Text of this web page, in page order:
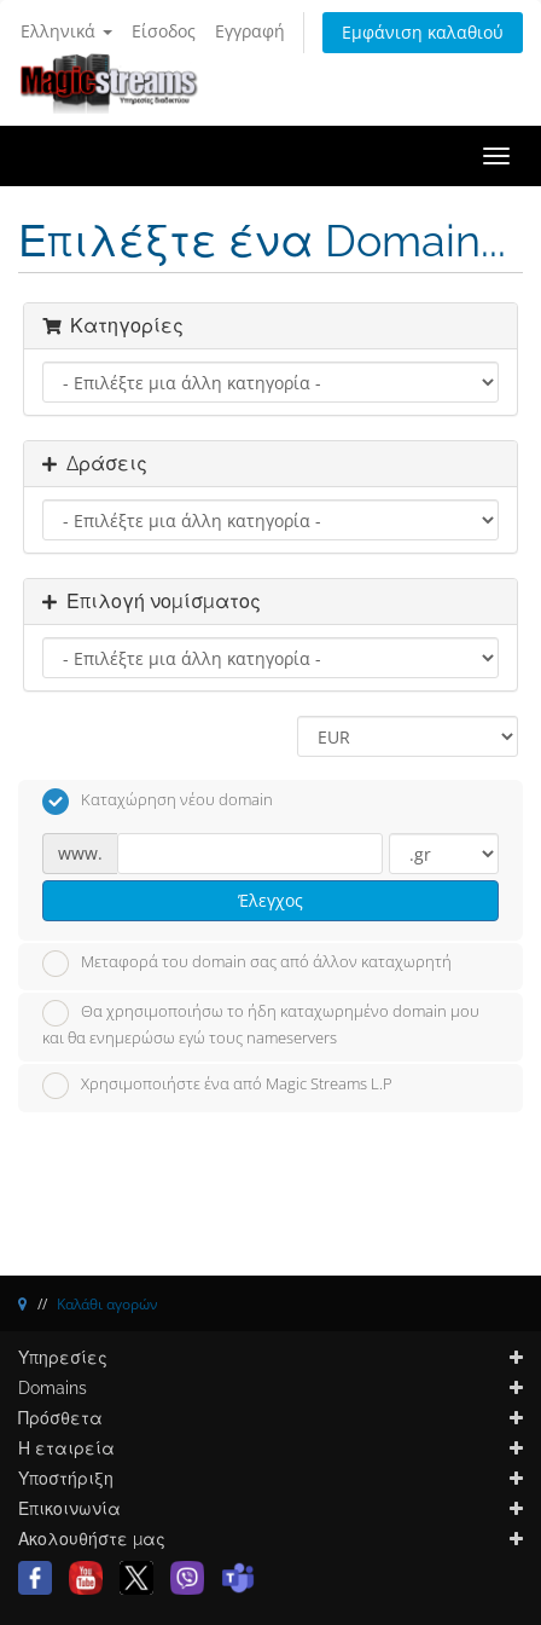
Ελληνικά Είσοδος Εγγραφή Εμφάνιση καλαθιού
Επιλέξτε ένα Domain...
Κατηγορίες
Δράσεις
Επιλογή νομίσματος
Καταχώρηση νέου domain
www.
Έλεγχος
Μεταφορά του domain σας από άλλον καταχωρητή
Θα χρησιμοποιήσω το ήδη καταχωρημένο domain μου
και θα ενημερώσω εγώ τους nameservers
Χρησιμοποιήστε ένα από Magic Streams L.P
Καλάθι αγορών
Υπηρεσίες
Domains
Πρόσθετα
Η εταιρεία
Υποστήριξη
Επικοινωνία
Ακολουθήστε μας